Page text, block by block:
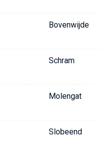
Bovenwijde
Schram
Molengat
Slobeend